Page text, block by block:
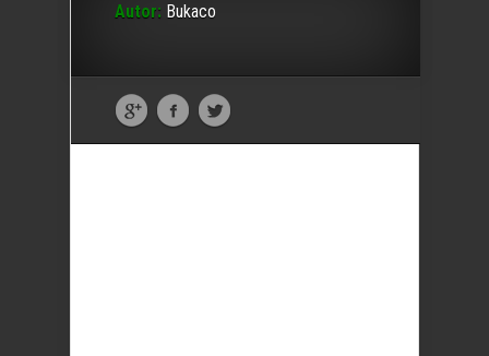
Autor: Bukaco